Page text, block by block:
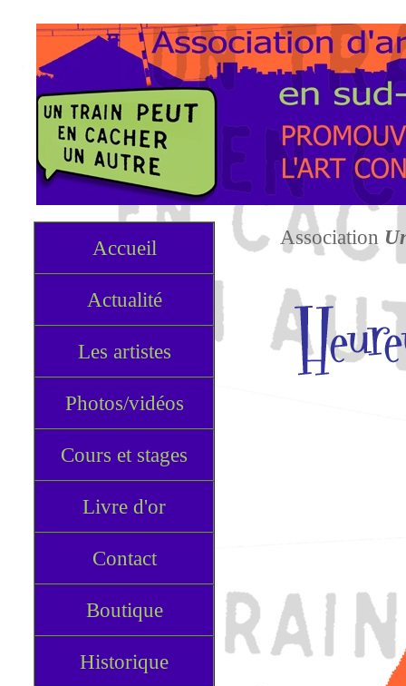
Accueil
Actualité
Les artistes
Photos/vidéos
Cours et stages
Livre d'or
Contact
Boutique
Historique
Association